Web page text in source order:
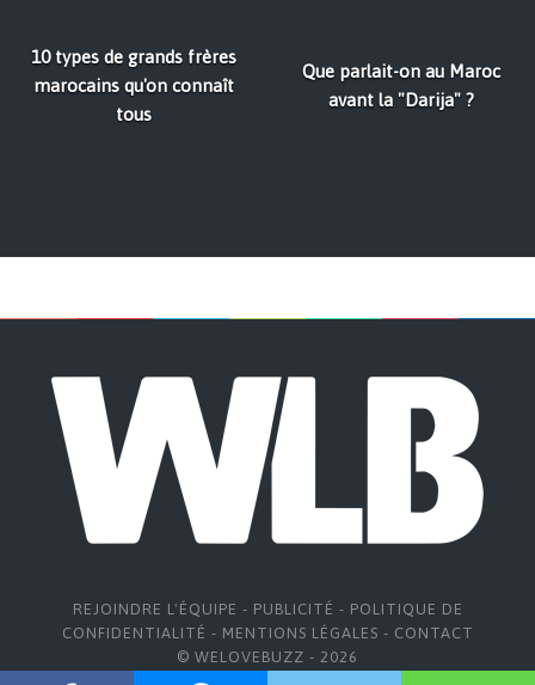
10 types de grands frères
marocains qu'on connaît
tous
Que parlait-on au Maroc
avant la "Darija" ?
REJOINDRE L'ÉQUIPE - PUBLICITÉ - POLITIQUE DE
CONFIDENTIALITÉ - MENTIONS LÉGALES - CONTACT
© WELOVEBUZZ - 2026